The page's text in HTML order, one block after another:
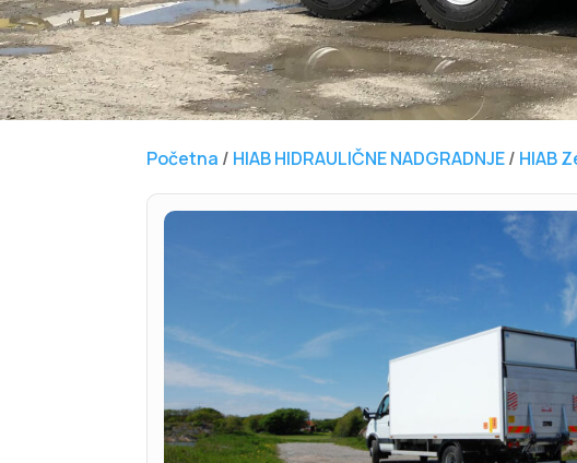
Početna / HIAB HIDRAULIČNE NADGRADNJE/ HIAB